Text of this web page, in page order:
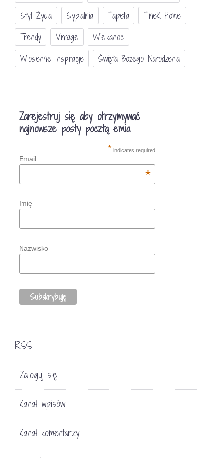
Styl Życia
Sypialnia Tapeta
TineK Home
Trendy
Vintage
Wielkanoc
Wiosenne Inspiracje
Święta Bożego Narodzenia
Zarejestruj się aby otrzymywać
najnowsze posty pocztą emial
* indicates required
Email
*
Imię
Nazwisko
RSS
Zaloguj się
Kanał wpisów
Kanał komentarzy